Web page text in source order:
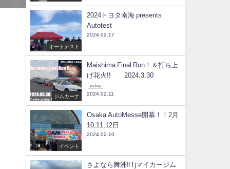
オートテスト
2024トヨタ南海 presents
Autotest
2024.02.17
ジムカーナ
Maishima Final Run！＆打ち上
げ花火!! 2024.3.30
pickup
2024.02.11
イベント
Osaka AutoMesse開幕！！2月
10,11,12日
2024.02.10
さよなら舞洲‼Tjマイカージム